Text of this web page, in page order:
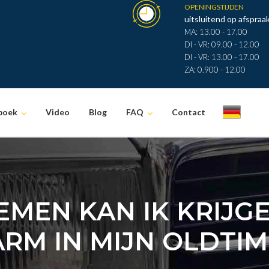
OPENINGSTIJDEN
uitsluitend op
MA: 13.00 - 17.00
DI - VR: 09.00 - 12.00
DI - VR: 13.00 - 17.00
ZA: 0.900 - 12.00
Video Blog FAQ Contact .
KAN IK
IN MIJN